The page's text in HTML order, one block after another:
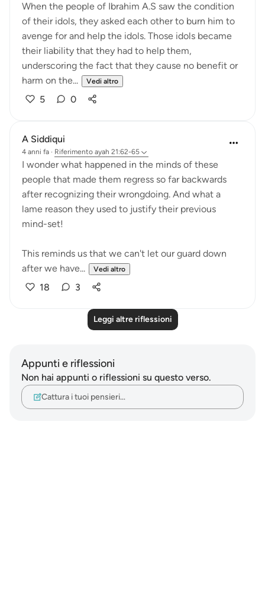
When the people of Ibrahim A.S saw the condition
of their idols, they asked each other to burn him to
avenge for and help the idols. Those idols became
their liability that they had to help them,
underscoring the fact that they cause no benefit or
harm on the...
Vedi altro
5 0
A Siddiqui
4 anni fa · Riferimento ayah 21:62-65
I wonder what happened in the minds of these
people that made them regress so far backwards
after recognizing their wrongdoing. And what a
lame reason they used to justify their previous
mind-set!
This reminds us that we can't let our guard down
after we have...
Vedi altro
18 3
Leggi altre riflessioni
Appunti e riflessioni
Non hai appunti o riflessioni su questo verso.
Cattura i tuoi pensieri…